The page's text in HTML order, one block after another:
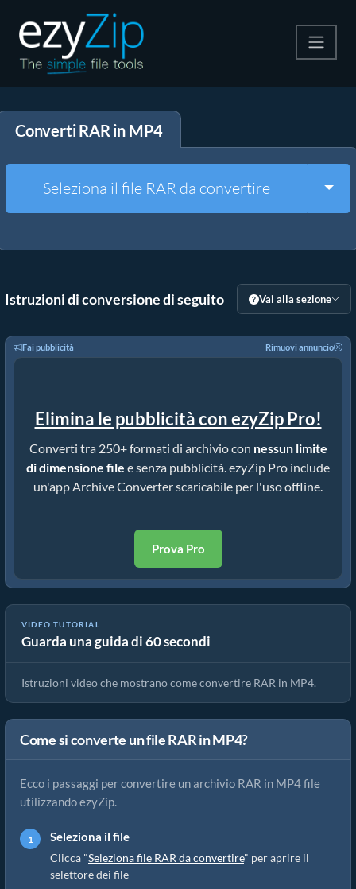
Decomprimi
Altri strumenti
Converti RAR in MP4
Seleziona il file RAR da convertire
Istruzioni di conversione di seguito Vai alla sezione
Fai pubblicità Rimuovi annuncio
Elimina le pubblicità con ezyZip Pro!
Converti tra 250+ formati di archivio con nessun limite
di dimensione file e senza pubblicità. ezyZip Pro include
un'app Archive Converter scaricabile per l'uso offline.
Prova Pro
VIDEO TUTORIAL
Guarda una guida di 60 secondi
Come convertire RAR in MP4 online (Guida semplice)
Istruzioni video che mostrano come convertire RAR in MP4.
Come si converte un file RAR in MP4?
Ecco i passaggi per convertire un archivio RAR in MP4 file
utilizzando ezyZip.
Seleziona il file
Clicca "Seleziona file RAR da convertire" per aprire il
selettore dei file